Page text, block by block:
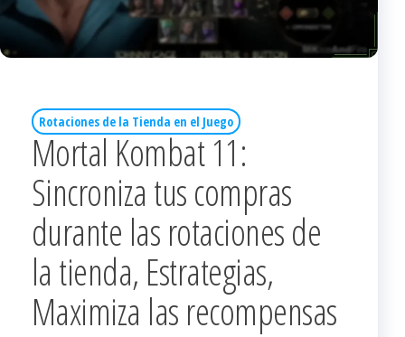
Rotaciones de la Tienda en el Juego
Mortal Kombat 11:
Sincroniza tus compras
durante las rotaciones de
la tienda, Estrategias,
Maximiza las recompensas